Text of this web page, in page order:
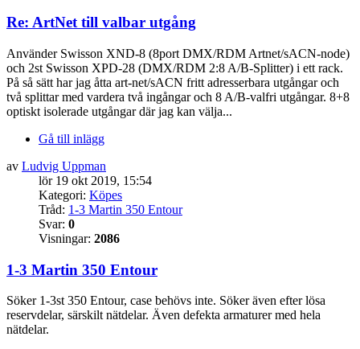
Re: ArtNet till valbar utgång
Använder Swisson XND-8 (8port DMX/RDM Artnet/sACN-node)
och 2st Swisson XPD-28 (DMX/RDM 2:8 A/B-Splitter) i ett rack.
På så sätt har jag åtta art-net/sACN fritt adresserbara utgångar och
två splittar med vardera två ingångar och 8 A/B-valfri utgångar. 8+8
optiskt isolerade utgångar där jag kan välja...
Gå till inlägg
av Ludvig Uppman
lör 19 okt 2019, 15:54
Kategori: Köpes
Tråd: 1-3 Martin 350 Entour
Svar: 0
Visningar: 2086
1-3 Martin 350 Entour
Söker 1-3st 350 Entour, case behövs inte. Söker även efter lösa
reservdelar, särskilt nätdelar. Även defekta armaturer med hela
nätdelar.